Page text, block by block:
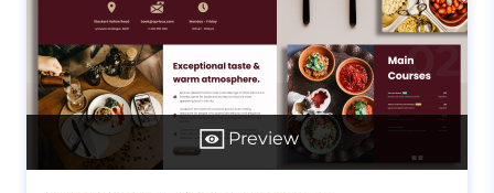
Preview